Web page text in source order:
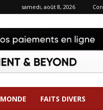
samedi, août 8, 2026
MONDE FAITS DIVERS